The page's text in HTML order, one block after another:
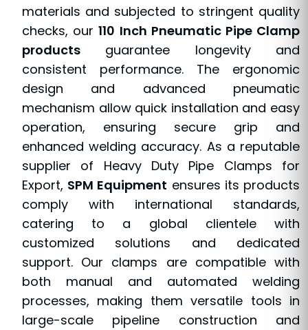
materials and subjected to stringent quality
checks, our110 Inch Pneumatic Pipe Clamp
products guarantee longevity and
consistent performance. The ergonomic
design and advanced pneumatic
mechanism allow quick installation and easy
operation, ensuring secure grip and
enhanced welding accuracy. As a reputable
supplier of Heavy Duty Pipe Clamps for
Export, SPM Equipment ensures its products
comply with international standards,
catering to a global clientele with
customized solutions and dedicated
support. Our clamps are compatible with
both manual and automated welding
processes, making them versatile tools in
large-scale pipeline construction and